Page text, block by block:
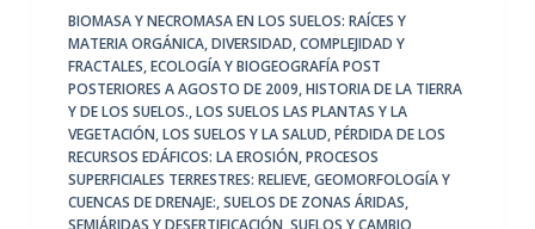
BIOMASA Y NECROMASA EN LOS SUELOS: RAÍCES Y
MATERIA ORGÁNICA,DIVERSIDAD, COMPLEJIDAD Y
FRACTALES,ECOLOGÍA Y BIOGEOGRAFÍA POST
POSTERIORES A AGOSTO DE 2009,HISTORIA DE LA TIERRA
Y DE LOS SUELOS.,LOS SUELOS LAS PLANTAS Y LA
VEGETACIÓN,LOS SUELOS Y LA SALUD,PÉRDIDA DE LOS
RECURSOS EDÁFICOS: LA EROSIÓN,PROCESOS
SUPERFICIALES TERRESTRES: RELIEVE, GEOMORFOLOGÍA Y
CUENCAS DE DRENAJE:,SUELOS DE ZONAS ÁRIDAS,
SEMIÁRIDAS Y DESERTIFICACIÓN,SUELOS Y CAMBIO